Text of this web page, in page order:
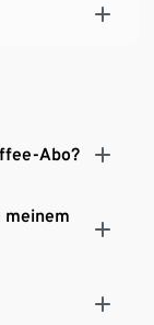
Abo?
meinem